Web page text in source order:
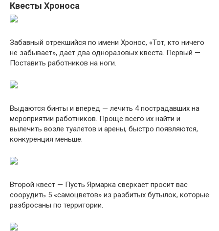
Квесты Хроноса
Забавный отрекшийся по имени Хронос, «Тот, кто ничего
не забывает», дает два одноразовых квеста. Первый —
Поставить работников на ноги.
Выдаются бинты и вперед — лечить 4 пострадавших на
мероприятии работников. Проще всего их найти и
вылечить возле туалетов и арены, быстро появляются,
конкуренция меньше.
Второй квест — Пусть Ярмарка сверкает просит вас
соорудить 5 «самоцветов» из разбитых бутылок, которые
разбросаны по территории.